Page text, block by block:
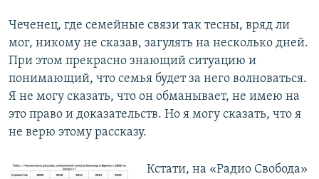
Чеченец, где семейные связи так тесны, вряд ли
мог, никому не сказав, загулять на несколько дней.
При этом прекрасно знающий ситуацию и
понимающий, что семья будет за него волноваться.
Я не могу сказать, что он обманывает, не имею на
это право и доказательств. Но я могу сказать, что я
не верю этому рассказу.
Кстати, на «Радио Свобода»